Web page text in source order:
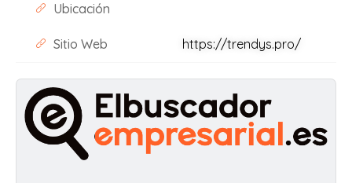
Ubicación
Sitio Web https://trendys.pro/